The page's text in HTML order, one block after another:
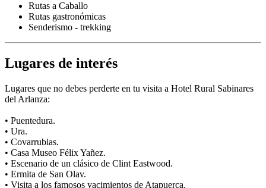
Rutas a Caballo
Rutas gastronómicas
Senderismo - trekking
Lugares de interés
Lugares que no debes perderte en tu visita a Hotel Rural Sabinares
del Arlanza:
• Puentedura.
• Ura.
• Covarrubias.
• Casa Museo Félix Yañez.
• Escenario de un clásico de Clint Eastwood.
• Ermita de San Olav.
• Visita a los famosos yacimientos de Atapuerca.